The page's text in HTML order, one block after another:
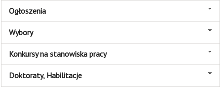
Ogłoszenia
Wybory
Konkursy na stanowiska pracy
Doktoraty, Habilitacje